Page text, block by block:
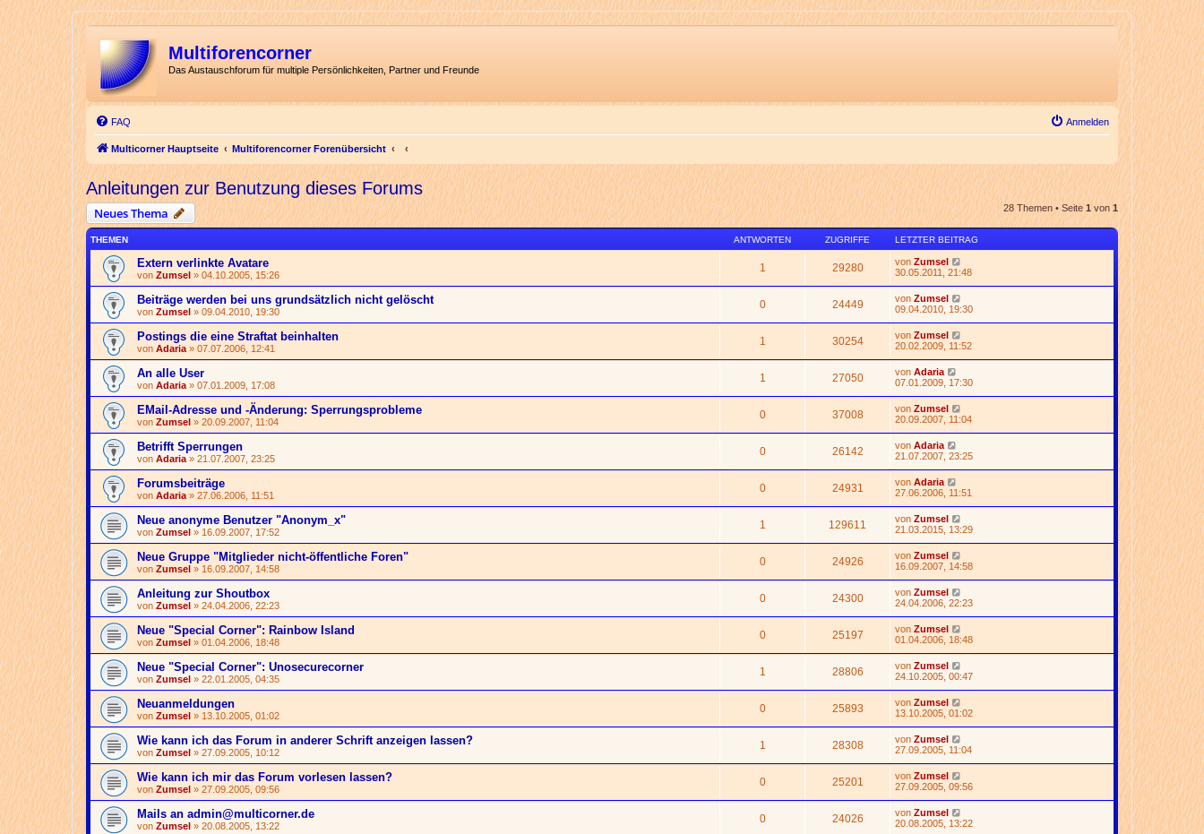
Multiforencorner
Das Austauschforum für multiple Persönlichkeiten, Partner und Freunde
FAQ Anmelden
Multicorner Hauptseite Multiforencorner Forenübersicht
Anleitungen zur Benutzung dieses Forums
Neues Thema 28 Themen • Seite1 von1
THEMEN ANTWORTEN ZUGRIFFE LETZTER BEITRAG
Extern verlinkte Avatare
von Zumsel » 04.10.2005, 15:26
1 29280 von Zumsel
30.05.2011, 21:48
Beiträge werden bei uns grundsätzlich nicht gelöscht
von Zumsel » 09.04.2010, 19:30
0 24449 von Zumsel
09.04.2010, 19:30
Postings die eine Straftat beinhalten
von Adaria » 07.07.2006, 12:41
1 30254 von Zumsel
20.02.2009, 11:52
An alle User
von Adaria » 07.01.2009, 17:08
1 27050 von Adaria
07.01.2009, 17:30
EMail-Adresse und -Änderung: Sperrungsprobleme
von Zumsel » 20.09.2007, 11:04
0 37008 von Zumsel
20.09.2007, 11:04
Betrifft Sperrungen
von Adaria » 21.07.2007, 23:25
0 26142 von Adaria
21.07.2007, 23:25
Forumsbeiträge
von Adaria » 27.06.2006, 11:51
0 24931 von Adaria
27.06.2006, 11:51
Neue anonyme Benutzer "Anonym_x"
von Zumsel » 16.09.2007, 17:52
1 129611 von Zumsel
21.03.2015, 13:29
Neue Gruppe "Mitglieder nicht-öffentliche Foren"
von Zumsel » 16.09.2007, 14:58
0 24926 von Zumsel
16.09.2007, 14:58
Anleitung zur Shoutbox
von Zumsel » 24.04.2006, 22:23
0 24300 von Zumsel
24.04.2006, 22:23
Neue "Special Corner": Rainbow Island
von Zumsel » 01.04.2006, 18:48
0 25197 von Zumsel
01.04.2006, 18:48
Neue "Special Corner": Unosecurecorner
von Zumsel » 22.01.2005, 04:35
1 28806 von Zumsel
24.10.2005, 00:47
Neuanmeldungen
von Zumsel » 13.10.2005, 01:02
0 25893 von Zumsel
13.10.2005, 01:02
Wie kann ich das Forum in anderer Schrift anzeigen lassen?
von Zumsel » 27.09.2005, 10:12
1 28308 von Zumsel
27.09.2005, 11:04
Wie kann ich mir das Forum vorlesen lassen?
von Zumsel » 27.09.2005, 09:56
0 25201 von Zumsel
27.09.2005, 09:56
Mails an admin@multicorner.de
von Zumsel » 20.08.2005, 13:22
0 24026 von Zumsel
20.08.2005, 13:22